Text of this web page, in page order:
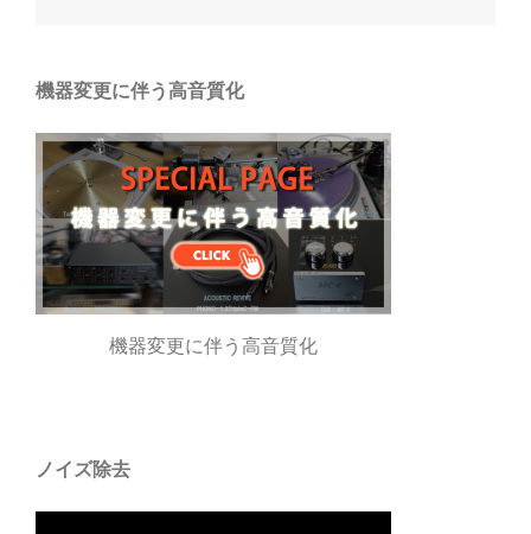
ゲ
シ
ョ
ン
機器変更に伴う高音質化
機器変更に伴う高音質化
ノイズ除去